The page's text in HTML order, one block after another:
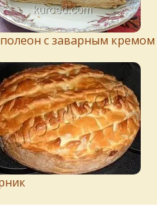
с заварным кремом